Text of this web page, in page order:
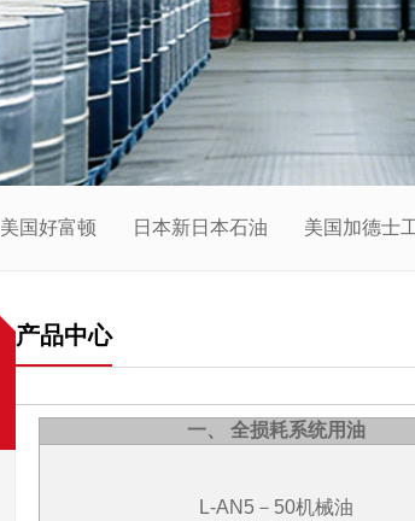
美国好富顿 日本新日本石油 美国加德士
产品中心
一、 全损耗系统用油
L-AN5－50机械油